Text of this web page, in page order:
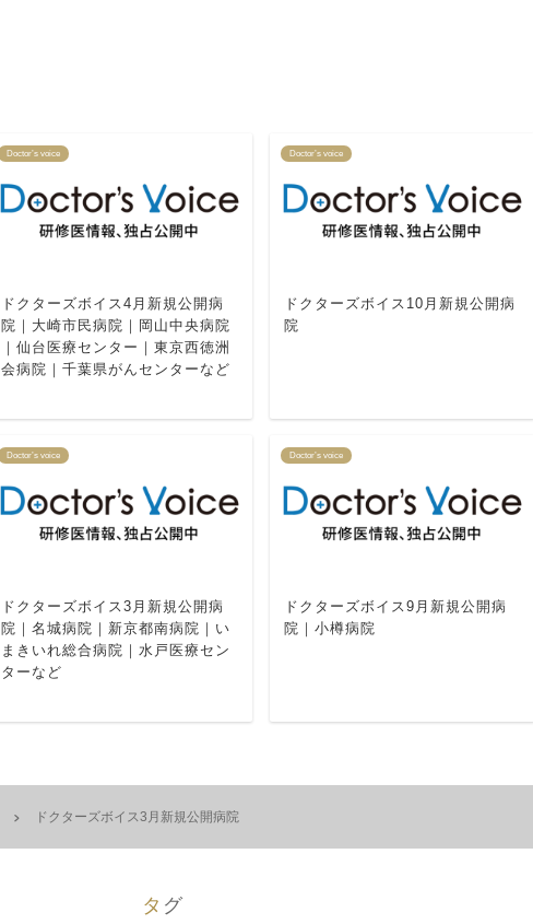
Doctor’s voice
ドクターズボイス4月新規公開病
院｜大崎市民病院｜岡山中央病院
｜仙台医療センター｜東京西徳洲
会病院｜千葉県がんセンターなど
Doctor’s voice
ドクターズボイス10月新規公開病
院
Doctor’s voice
ドクターズボイス3月新規公開病
院｜名城病院｜新京都南病院｜い
まきいれ総合病院｜水戸医療セン
ターなど
Doctor’s voice
ドクターズボイス9月新規公開病
院｜小樽病院
ドクターズボイス3月新規公開病院
タグ